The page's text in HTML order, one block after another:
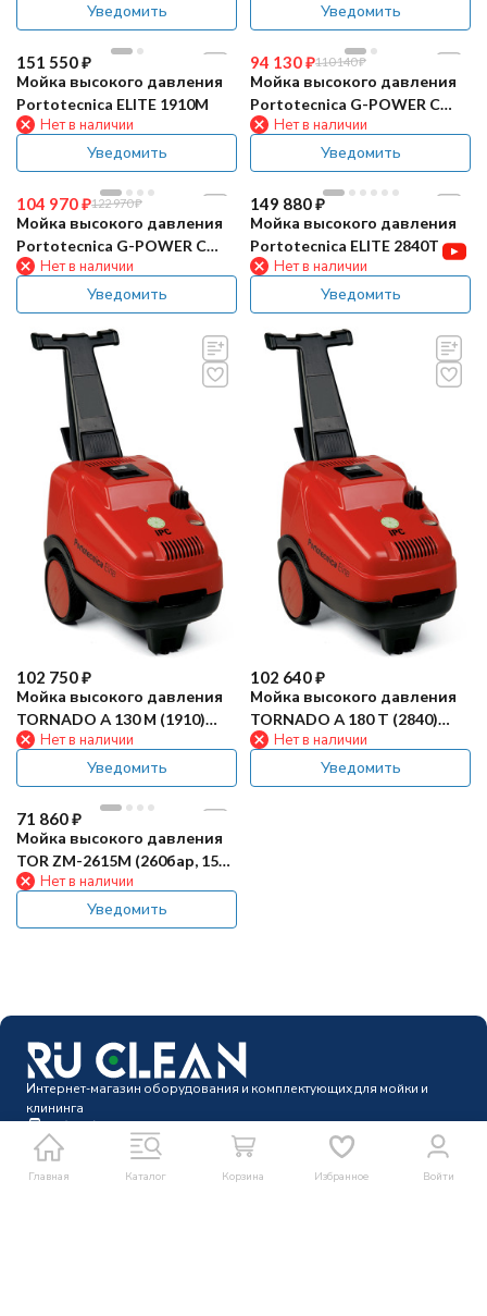
Уведомить Уведомить
151 550₽
Мойка высокого давления
Portotecnica ELITE 1910M
Нет в наличии
Уведомить
94 130₽110 140₽
Мойка высокого давления
Portotecnica G-POWER C
1509P M
Нет в наличии
Уведомить
цена снижена
104 970₽122 970₽
Мойка высокого давления
Portotecnica G-POWER C
1813P T
Нет в наличии
Уведомить
149 880₽
Мойка высокого давления
Portotecnica ELITE 2840T
Нет в наличии
Уведомить
102 750₽
Мойка высокого давления
TORNADO А 130 М (1910)
BaseНет в наличии
Уведомить
102 640₽
Мойка высокого давления
TORNADO А 180 Т (2840)
BaseНет в наличии
Уведомить
71 860₽
Мойка высокого давления
TOR ZM-2615M (260бар, 15л/
мин)Нет в наличии
Уведомить
Главная Каталог Корзина Избранное Войти
Интернет-магазин оборудования и комплектующих для мойки и
клининга
8 (343) 302-12-42
info@ru-clean.ru
Telegram
Whatsapp